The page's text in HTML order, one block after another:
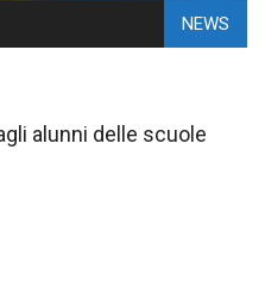
NEWS
alunni delle scuole